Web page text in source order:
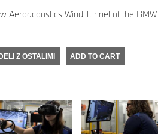
Aeroacoustics Wind Tunnel of the BMW
Z OSTALIMI ADD TO CART